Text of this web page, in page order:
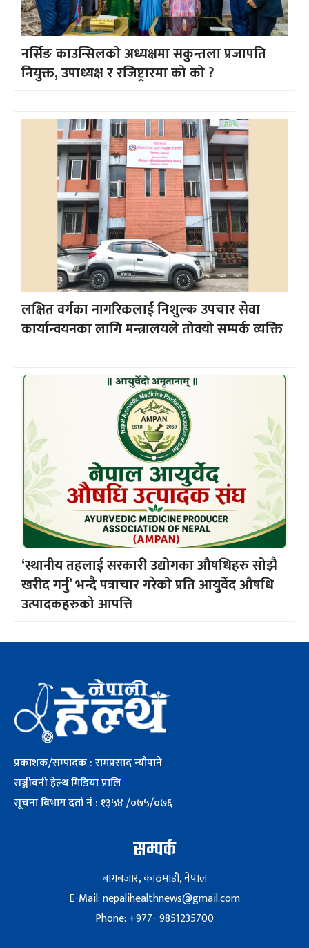
नर्सिङ काउन्सिलको अध्यक्षमा सकुन्तला प्रजापति
नियुक्त, उपाध्यक्ष र रजिष्ट्रारमा को को ?
लक्षित वर्गका नागरिकलाई निशुल्क उपचार सेवा
कार्यान्वयनका लागि मन्त्रालयले तोक्यो सम्पर्क व्यक्ति
‘स्थानीय तहलाई सरकारी उद्योगका औषधिहरु सोझै
खरीद गर्नु’ भन्दै पत्राचार गरेको प्रति आयुर्वेद औषधि
उत्पादकहरुको आपत्ति
प्रकाशक/सम्पादक : रामप्रसाद न्यौपाने
सञ्जीवनी हेल्थ मिडिया प्रालि
सूचना विभाग दर्ता नं : १३५४ /०७५/०७६
सम्पर्क
बागबजार, काठमाडौं, नेपाल
E-Mail: nepalihealthnews@gmail.com
Phone: +977- 9851235700